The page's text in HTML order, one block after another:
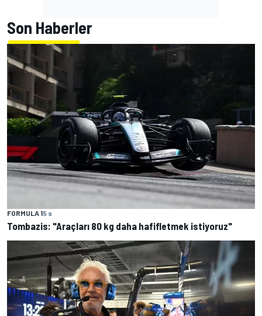
Son Haberler
FORMULA 15 s
Tombazis: "Araçları 80 kg daha hafifletmek istiyoruz"